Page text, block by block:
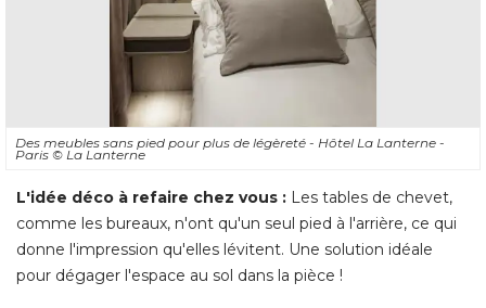
Des meubles sans pied pour plus de légèreté - Hôtel La Lanterne -
Paris © La Lanterne
L'idée déco à refaire chez vous : Les tables de chevet,
comme les bureaux, n'ont qu'un seul pied à l'arrière, ce qui
donne l'impression qu'elles lévitent. Une solution idéale
pour dégager l'espace au sol dans la pièce !